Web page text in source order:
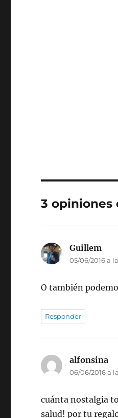
3 opiniones
Guillem
05/06/2016 a
O también
Responder
alfonsina
06/06/2016 a
cuánta nostalgia
salud! por tu